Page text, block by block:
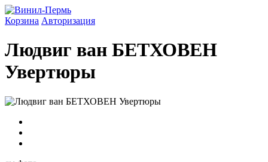
Корзина Авторизация
Людвиг ван БЕТХОВЕН
Увертюры